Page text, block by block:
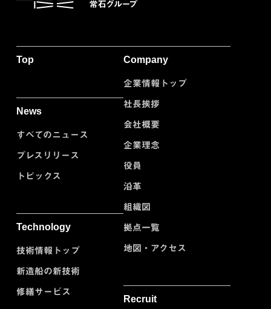
Top
News
すべてのニュース
プレスリリース
トピックス
Technology
技術情報トップ
新造船の新技術
修繕サービス
Company
企業情報トップ
社長挨拶
会社概要
企業理念
役員
沿革
組織図
拠点一覧
地図・アクセス
Recruit